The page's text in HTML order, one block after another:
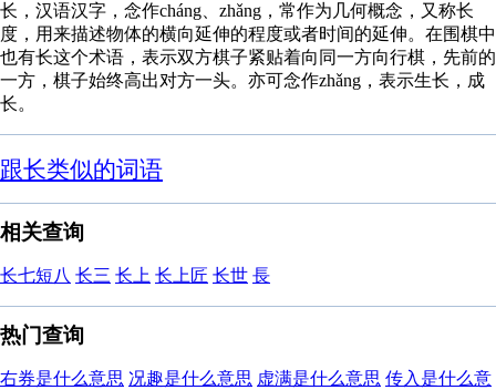
长，汉语汉字，念作cháng、zhǎng，常作为几何概念，又称长
度，用来描述物体的横向延伸的程度或者时间的延伸。在围棋中
也有长这个术语，表示双方棋子紧贴着向同一方向行棋，先前的
一方，棋子始终高出对方一头。亦可念作zhǎng，表示生长，成
长。
跟长类似的词语
相关查询
长七短八 长三 长上 长上匠 长世 長
热门查询
右券是什么意思 况趣是什么意思 虚满是什么意思 传入是什么意